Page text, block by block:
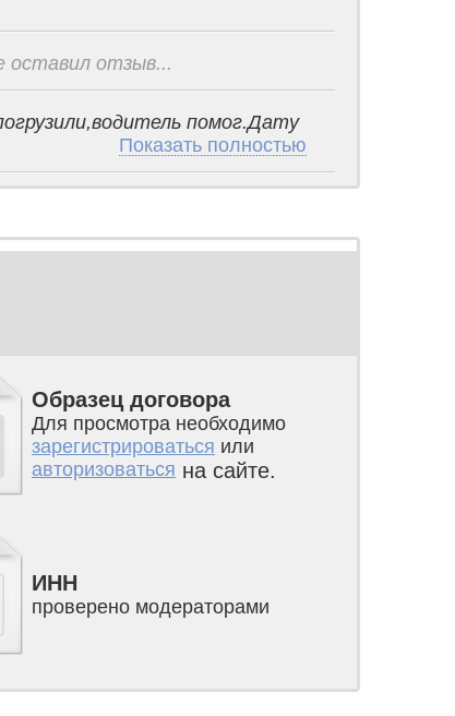
оставил отзыв...
помог.Дату
Показать полностью
Образец договора
Для просмотра необходимо
зарегистрироваться или
авторизоваться на сайте.
ИНН
проверено модераторами